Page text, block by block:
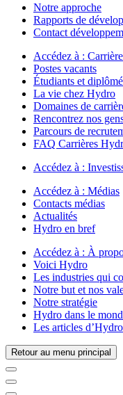
Notre approche
Rapports de
Contact
Accédez à :
Postes vacants
Étudiants et
La vie chez Hydro
Domaines de
Rencontrez nos
Parcours de
FAQ Carrières
Accédez à :
Accédez à : Médias
Contacts médias
Actualités
Hydro en bref
Accédez à : À
Voici Hydro
Les industries qui
Notre but et nos
Notre stratégie
Hydro dans le
Les articles d’Hydro
Retour au menu principal